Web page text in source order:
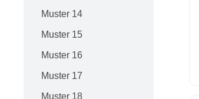
Muster 14
Muster 15
Muster 16
Muster 17
Muster 18